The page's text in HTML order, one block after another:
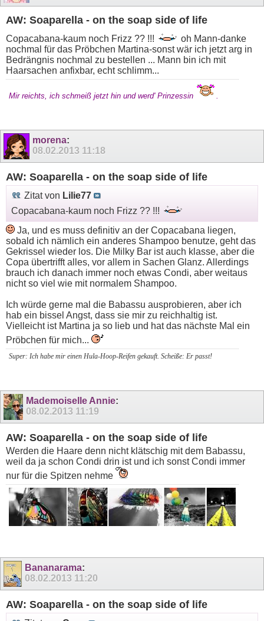
AW: Soaparella - on the soap side of life
Copacabana-kaum noch Frizz ?? !!!
oh Mann-danke
nochmal für das Pröbchen Martina-sonst wär ich jetzt arg in
Bedrängnis nochmal zu bestellen ... Mann bin ich mit
Haarsachen anfixbar, echt schlimm...
Mir reichts, ich schmeiß jetzt hin und werd' Prinzessin
morena:
08.02.2013 11:18
AW: Soaparella - on the soap side of life
Zitat von Lilie77
Copacabana-kaum noch Frizz ?? !!!
Ja, und es muss definitiv an der Copacabana liegen,
sobald ich nämlich ein anderes Shampoo benutze, geht das
Gekrissel wieder los. Die Milky Bar ist auch klasse, aber die
Copa übertrifft alles, vor allem in Sachen Glanz. Allerdings
brauch ich danach immer noch etwas Condi, aber weitaus
nicht so viel wie mit normalem Shampoo.
Ich würde gerne mal die Babassu ausprobieren, aber ich
hab ein bissel Angst, dass sie mir zu reichhaltig ist.
Vielleicht ist Martina ja so lieb und hat das nächste Mal ein
Pröbchen für mich...
Super: Ich habe mir einen Hula-Hoop-Reifen gekauft. Scheiße: Er passt!
Mademoiselle Annie:
08.02.2013 11:19
AW: Soaparella - on the soap side of life
Werden die Haare denn nicht klätschig mit dem Babassu,
weil da ja schon Condi drin ist und ich sonst Condi immer
nur für die Spitzen nehme
Bananarama:
08.02.2013 11:20
AW: Soaparella - on the soap side of life